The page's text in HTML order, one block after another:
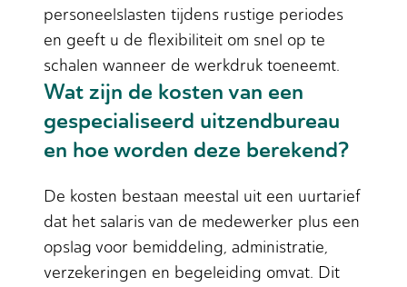
personeelslasten tijdens rustige periodes
en geeft u de flexibiliteit om snel op te
schalen wanneer de werkdruk toeneemt.
Wat zijn de kosten van een
gespecialiseerd uitzendbureau
en hoe worden deze berekend?
De kosten bestaan meestal uit een uurtarief
dat het salaris van de medewerker plus een
opslag voor bemiddeling, administratie,
verzekeringen en begeleiding omvat. Dit